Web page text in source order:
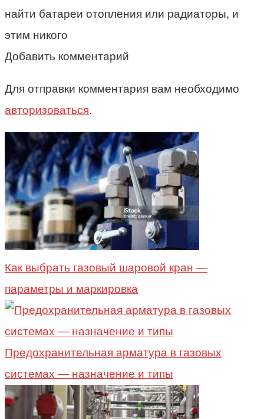
найти батареи отопления или радиаторы, и
этим никого
Добавить комментарий
Для отправки комментария вам необходимо
авторизоваться.
Как выбрать газовый шаровой кран —
параметры и маркировка
Предохранительная арматура в газовых
системах — назначение и типы